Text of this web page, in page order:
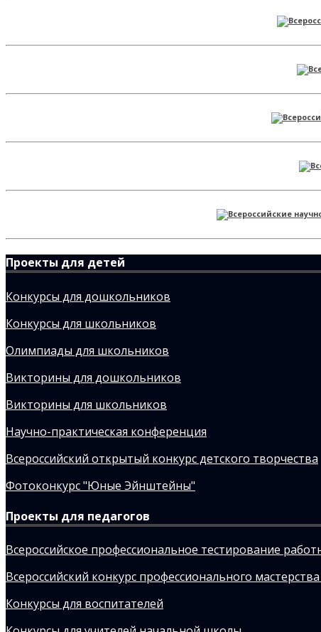
Проекты для детей
Конкурсы для дошкольников
Конкурсы для школьников
Олимпиады для школьников
Викторины для дошкольников
Викторины для школьников
Научно-практическая конференция
Всероссийский открытый конкурс детского творчества
Фотоконкурс "Юные Эйнштейны"
Проекты для педагогов
Всероссийское профессиональное тестирование
Всероссийский конкурс профессионального
Конкурсы для воспитателей